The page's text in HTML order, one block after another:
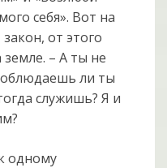
себя». Вот на
от этого
земле. – А ты не
ли ты
служишь? Я и
одному